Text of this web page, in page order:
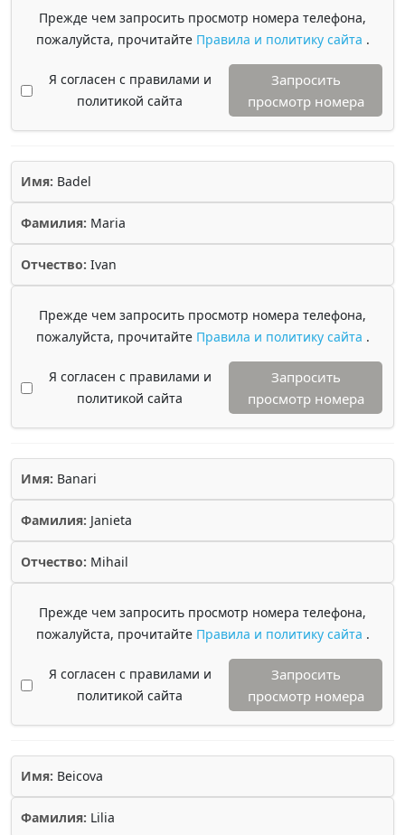
Прежде чем запросить просмотр номера телефона,
пожалуйста, прочитайте Правила и политику сайта .
Я согласен с правилами и
политикой сайта
Запросить
просмотр номера
Имя: Badel
Фамилия: Maria
Отчество: Ivan
Прежде чем запросить просмотр номера телефона,
пожалуйста, прочитайте Правила и политику сайта .
Я согласен с правилами и
политикой сайта
Запросить
просмотр номера
Имя: Banari
Фамилия: Janieta
Отчество: Mihail
Прежде чем запросить просмотр номера телефона,
пожалуйста, прочитайте Правила и политику сайта .
Я согласен с правилами и
политикой сайта
Запросить
просмотр номера
Имя: Beicova
Фамилия: Lilia